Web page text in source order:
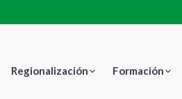
Regionalización Formación